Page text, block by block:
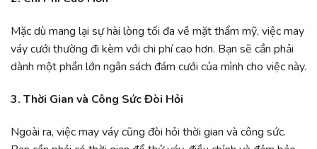
Mặc dù mang lại sự hài lòng tối đa về mặt thẩm mỹ, việc may
váy cưới thường đi kèm với chi phí cao hơn. Bạn sẽ cần phải
dành một phần lớn ngân sách đám cưới của mình cho việc này.
3. Thời Gian và Công Sức Đòi Hỏi
Ngoài ra, việc may váy cũng đòi hỏi thời gian và công sức.